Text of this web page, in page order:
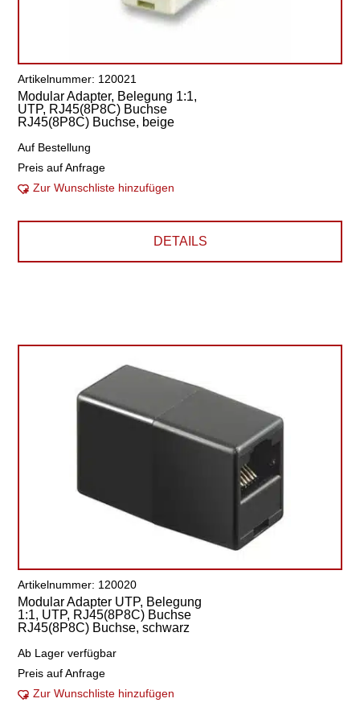
Artikelnummer: 120021
Modular Adapter, Belegung 1:1,
UTP, RJ45(8P8C) Buchse
RJ45(8P8C) Buchse, beige
Auf Bestellung
Preis auf Anfrage
Zur Wunschliste hinzufügen
DETAILS
Artikelnummer: 120020
Modular Adapter UTP, Belegung
1:1, UTP, RJ45(8P8C) Buchse
RJ45(8P8C) Buchse, schwarz
Ab Lager verfügbar
Preis auf Anfrage
Zur Wunschliste hinzufügen